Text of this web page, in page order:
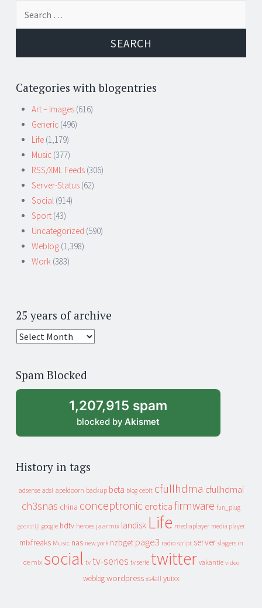
Categories with blogentries
Art – Images (616)
Generic (496)
Life (1,179)
Music (377)
RSS/XML Feeds (306)
Server-Status (62)
Social (914)
Sport (43)
Uncategorized (590)
Weblog (1,398)
Work (383)
25 years of archive
25
archive
Spam Blocked
1,207,915 spam
blocked by Akismet
History in tags
adsense adsl apeldoorn backup beta blog cebit cfullhdma cfullhdmai
ch3snas china conceptronic erotica firmware fun_plug
geenstijl google hdtv heroes jaarmix landisk Life mediaplayer media player
mixfreaks Music nas new york nzbget page3 radio script server slagers in
de mix social tv tv-series tv serie twitter vakantie video
weblog wordpress xs4all yuixx